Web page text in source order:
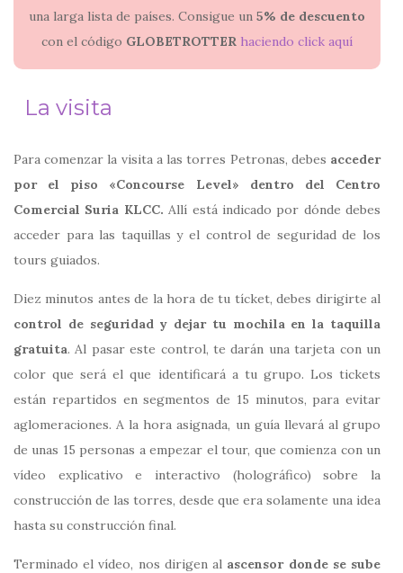
una larga lista de países. Consigue un 5% de descuento
con el código GLOBETROTTER haciendo click aquí
La visita
Para comenzar la visita a las torres Petronas, debes acceder
por el piso «Concourse Level» dentro del Centro
Comercial Suria KLCC. Allí está indicado por dónde debes
acceder para las taquillas y el control de seguridad de los
tours guiados.
Diez minutos antes de la hora de tu tícket, debes dirigirte al
control de seguridad y dejar tu mochila en la taquilla
gratuita. Al pasar este control, te darán una tarjeta con un
color que será el que identificará a tu grupo. Los tickets
están repartidos en segmentos de 15 minutos, para evitar
aglomeraciones. A la hora asignada, un guía llevará al grupo
de unas 15 personas a empezar el tour, que comienza con un
vídeo explicativo e interactivo (holográfico) sobre la
construcción de las torres, desde que era solamente una idea
hasta su construcción final.
Terminado el vídeo, nos dirigen al ascensor donde se sube